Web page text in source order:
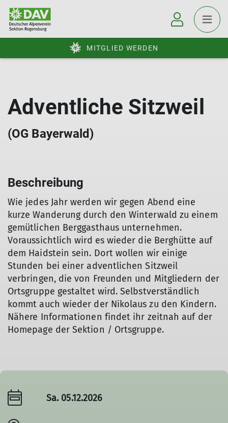
MITGLIED WERDEN
Adventliche Sitzweil
(OG Bayerwald)
Beschreibung
Wie jedes Jahr werden wir gegen Abend eine
kurze Wanderung durch den Winterwald zu einem
gemütlichen Berggasthaus unternehmen.
Voraussichtlich wird es wieder die Berghütte auf
dem Haidstein sein. Dort wollen wir einige
Stunden bei einer adventlichen Sitzweil
verbringen, die von Freunden und Mitgliedern der
Ortsgruppe gestaltet wird. Selbstverständlich
kommt auch wieder der Nikolaus zu den Kindern.
Nähere Informationen findet ihr zeitnah auf der
Homepage der Sektion / Ortsgruppe.
Sa. 05.12.2026